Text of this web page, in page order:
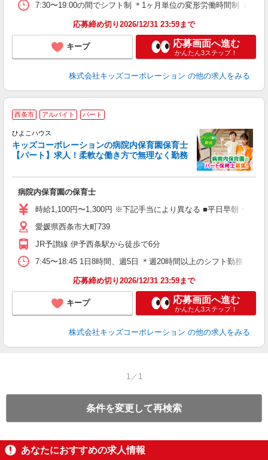
7:30〜19:00の間でシフト制 ＊1ヶ月単位の変形労働時間制（所
応募締め切り2026/12/31 23:59まで
キープ 応募画面へ進む
かんたん3ステップ！
株式会社キッズコーポレーション の他の求人をみる
西条市 アルバイト パート
ひよこハウス
キッズコーポレーションの病院内保育園保育士
【パート】求人！柔軟な働き方で無理なく勤務
病院内保育園の保育士
時給1,100円〜1,300円 ※下記手当により異なる ■平日早朝・夕
愛媛県西条市大町739
JR予讃線 伊予西条駅から徒歩で6分
7:45〜18:45 1日8時間、週5日 ＊週20時間以上のシフト勤務 ＊
応募締め切り2026/12/31 23:59まで
キープ 応募画面へ進む
かんたん3ステップ！
株式会社キッズコーポレーション の他の求人をみる
1／1
条件を変更して再検索
あなたにおすすめの求人情報